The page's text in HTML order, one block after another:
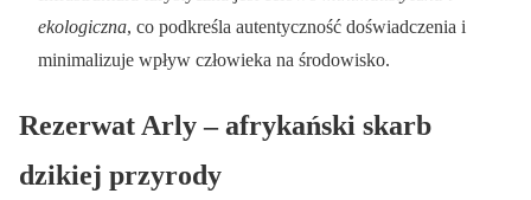
ekologiczna, co podkreśla autentyczność doświadczenia i
minimalizuje wpływ człowieka na środowisko.
Rezerwat Arly – afrykański skarb
dzikiej przyrody